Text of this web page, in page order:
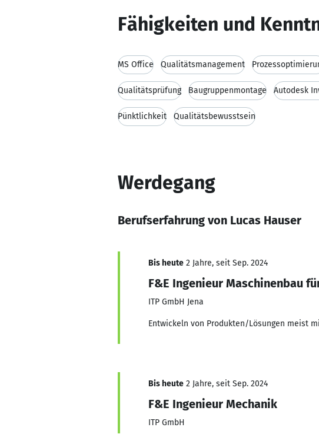
Fähigkeiten und
MS Office Qualitätsmanagement
Qualitätsprüfung Baugruppenmontage Autodesk
Pünktlichkeit Qualitätsbewusstsein
Werdegang
Berufserfahrung von Lucas Hauser
Bis heute 2 Jahre, seit Sep. 2024
F&E Ingenieur Maschinenbau
ITP GmbH Jena
Entwickeln von Produkten/Lösungen meist
Bis heute 2 Jahre, seit Sep. 2024
F&E Ingenieur Mechanik
ITP GmbH